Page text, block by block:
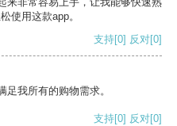
使用这款app。
支持[0] 反对[0]
我所有的购物需求。
支持[0] 反对[0]